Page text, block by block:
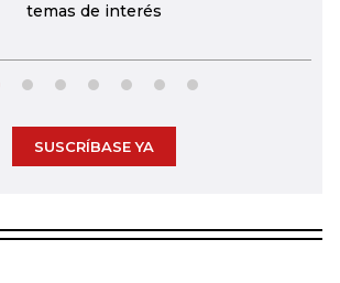
temas de interés
SUSCRÍBASE YA